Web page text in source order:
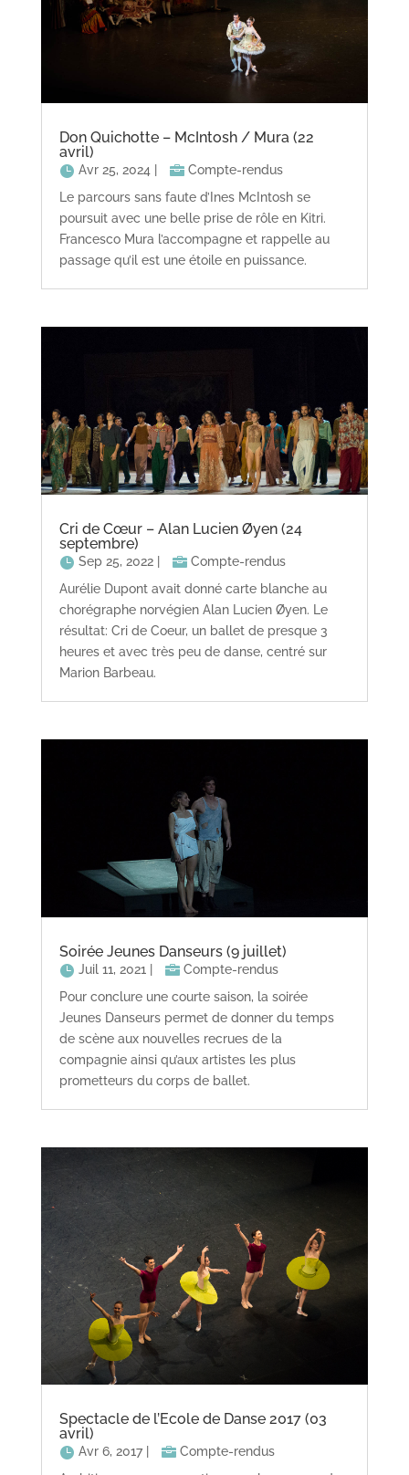
Don Quichotte – McIntosh / Mura (22
avril)
Avr 25, 2024
Compte-rendus
Le parcours sans faute d’Ines McIntosh se
poursuit avec une belle prise de rôle en Kitri.
Francesco Mura l’accompagne et rappelle au
passage qu’il est une étoile en puissance.
Cri de Cœur – Alan Lucien Øyen (24
septembre)
Sep 25, 2022|
Compte-rendus
Aurélie Dupont avait donné carte blanche au
chorégraphe norvégien Alan Lucien Øyen. Le
résultat: Cri de Coeur, un ballet de presque 3
heures et avec très peu de danse, centré sur
Marion Barbeau.
Soirée Jeunes Danseurs (9 juillet)
Juil 11, 2021
Compte-rendus
Pour conclure une courte saison, la soirée
Jeunes Danseurs permet de donner du temps
de scène aux nouvelles recrues de la
compagnie ainsi qu’aux artistes les plus
prometteurs du corps de ballet.
Spectacle de l’Ecole de Danse 2017 (03
avril)
Avr 6, 2017|
Compte-rendus